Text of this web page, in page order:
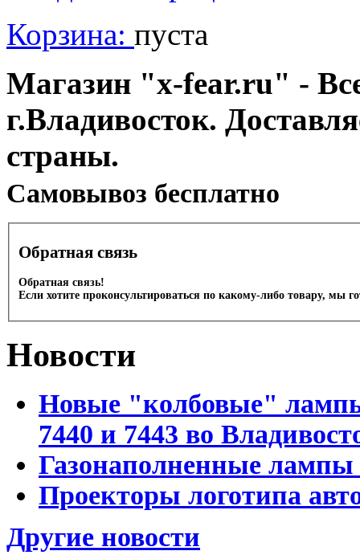
Корзина: пуста
Магазин "x-fear.ru" -
г.Владивосток.
страны.
Cамовывоз бесплатно
Обратная связь
Обратная связь!
Если хотите проконсультироваться по какому-либо товару, мы
Новости
Новые "колбовые"
7440 и 7443 во
Газонаполненные лампы
Проекторы логотипа
Другие новости